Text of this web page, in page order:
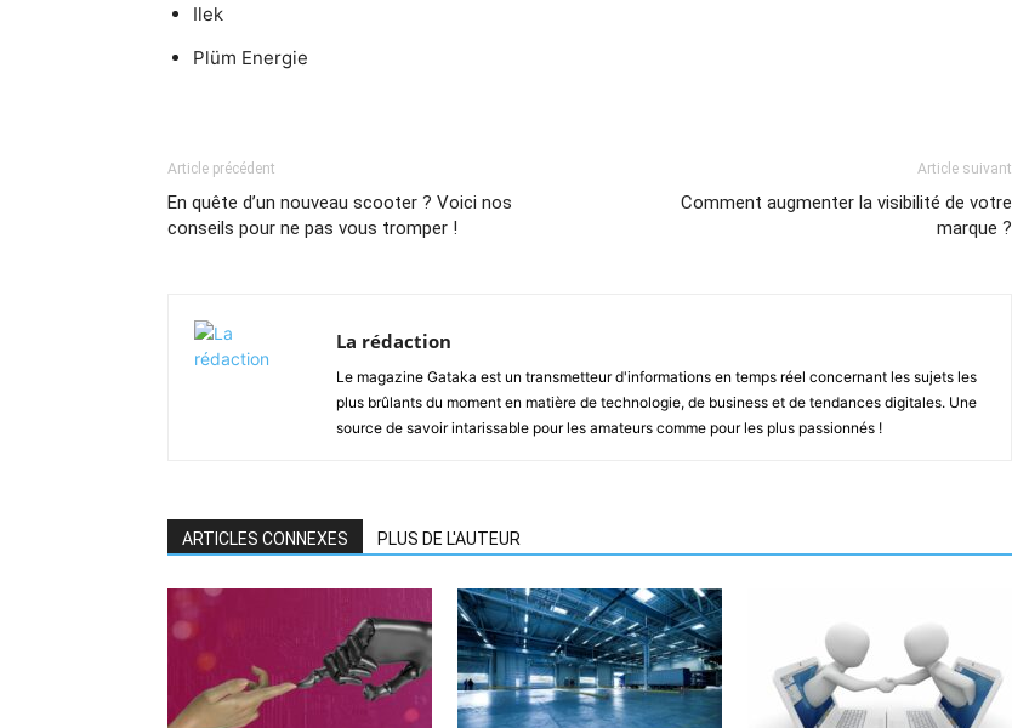
Ilek
Plüm Energie
Article précédent
En quête d’un nouveau scooter ? Voici nos
conseils pour ne pas vous tromper !
Article suivant
Comment augmenter la visibilité de votre
marque ?
La rédaction
Le magazine Gataka est un transmetteur d'informations en temps réel concernant les sujets les
plus brûlants du moment en matière de technologie, de business et de tendances digitales. Une
source de savoir intarissable pour les amateurs comme pour les plus passionnés !
ARTICLES CONNEXES PLUS DE L'AUTEUR